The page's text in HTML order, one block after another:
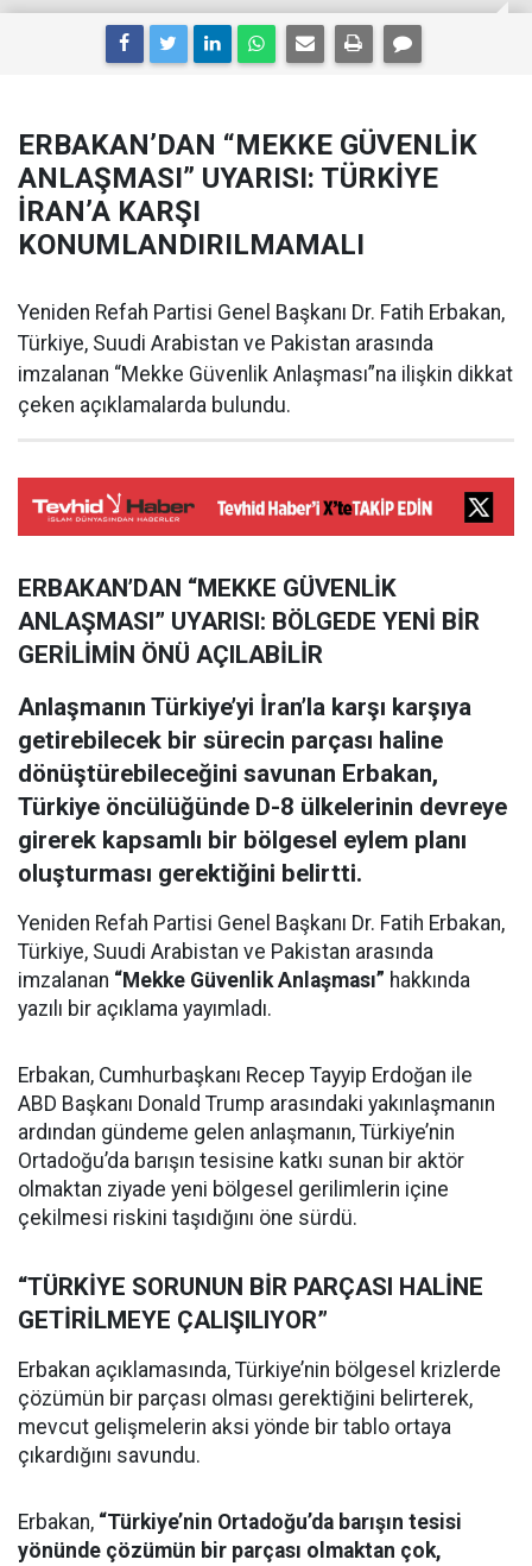
ERBAKAN’DAN “MEKKE GÜVENLİK
ANLAŞMASI” UYARISI: TÜRKİYE
İRAN’A KARŞI
KONUMLANDIRILMAMALI
Yeniden Refah Partisi Genel Başkanı Dr. Fatih Erbakan,
Türkiye, Suudi Arabistan ve Pakistan arasında
imzalanan “Mekke Güvenlik Anlaşması”na ilişkin dikkat
çeken açıklamalarda bulundu.
ERBAKAN’DAN “MEKKE GÜVENLİK
ANLAŞMASI” UYARISI: BÖLGEDE YENİ BİR
GERİLİMİN ÖNÜ AÇILABİLİR
Anlaşmanın Türkiye’yi İran’la karşı karşıya
getirebilecek bir sürecin parçası haline
dönüştürebileceğini savunan Erbakan,
Türkiye öncülüğünde D-8 ülkelerinin devreye
girerek kapsamlı bir bölgesel eylem planı
oluşturması gerektiğini belirtti.
Yeniden Refah Partisi Genel Başkanı Dr. Fatih Erbakan,
Türkiye, Suudi Arabistan ve Pakistan arasında
imzalanan “Mekke Güvenlik Anlaşması” hakkında
yazılı bir açıklama yayımladı.
Erbakan, Cumhurbaşkanı Recep Tayyip Erdoğan ile
ABD Başkanı Donald Trump arasındaki yakınlaşmanın
ardından gündeme gelen anlaşmanın, Türkiye’nin
Ortadoğu’da barışın tesisine katkı sunan bir aktör
olmaktan ziyade yeni bölgesel gerilimlerin içine
çekilmesi riskini taşıdığını öne sürdü.
“TÜRKİYE SORUNUN BİR PARÇASI HALİNE
GETİRİLMEYE ÇALIŞILIYOR”
Erbakan açıklamasında, Türkiye’nin bölgesel krizlerde
çözümün bir parçası olması gerektiğini belirterek,
mevcut gelişmelerin aksi yönde bir tablo ortaya
çıkardığını savundu.
Erbakan, “Türkiye’nin Ortadoğu’da barışın tesisi
yönünde çözümün bir parçası olmaktan çok,